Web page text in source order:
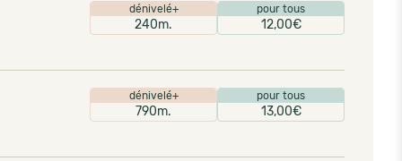
dénivelé+
240m.
pour tous
12,00€
dénivelé+
790m.
pour tous
13,00€